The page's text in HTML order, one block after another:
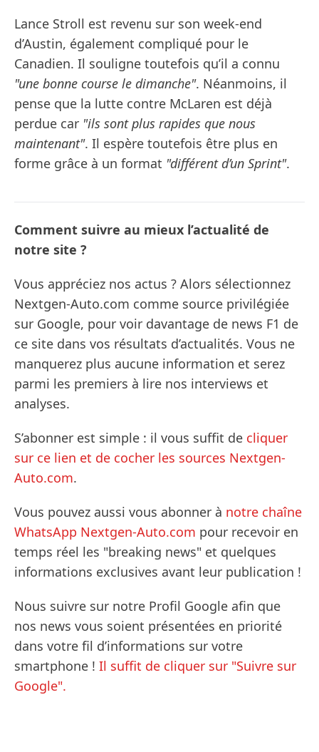
Lance Stroll est revenu sur son week-end
d’Austin, également compliqué pour le
Canadien. Il souligne toutefois qu’il a connu
"une bonne course le dimanche". Néanmoins, il
pense que la lutte contre McLaren est déjà
perdue car "ils sont plus rapides que nous
maintenant". Il espère toutefois être plus en
forme grâce à un format "différent d’un Sprint".
Comment suivre au mieux l’actualité de
notre site ?
Vous appréciez nos actus ? Alors sélectionnez
Nextgen-Auto.com comme source privilégiée
sur Google, pour voir davantage de news F1 de
ce site dans vos résultats d’actualités. Vous ne
manquerez plus aucune information et serez
parmi les premiers à lire nos interviews et
analyses.
S’abonner est simple : il vous suffit de cliquer
sur ce lien et de cocher les sources Nextgen-
Auto.com.
Vous pouvez aussi vous abonner à notre chaîne
WhatsApp Nextgen-Auto.com pour recevoir en
temps réel les "breaking news" et quelques
informations exclusives avant leur publication !
Nous suivre sur notre Profil Google afin que
nos news vous soient présentées en priorité
dans votre fil d’informations sur votre
smartphone ! Il suffit de cliquer sur "Suivre sur
Google".